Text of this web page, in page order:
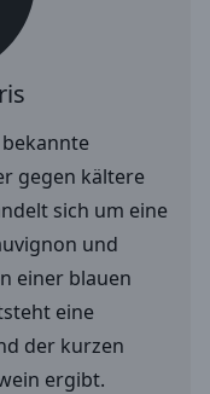
gegen kältere
sich um eine
und
einer blauen
eine
der kurzen
ergibt.